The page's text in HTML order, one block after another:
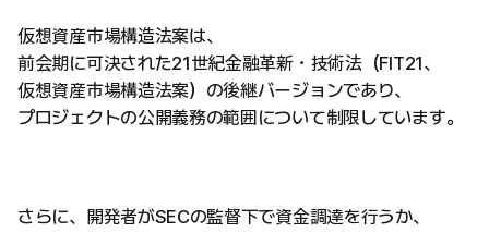
仮想資産市場構造法案は、
前会期に可決された21世紀金融革新・技術法（FIT21、
仮想資産市場構造法案）の後継バージョンであり、
プロジェクトの公開義務の範囲について制限しています。
さらに、開発者がSECの監督下で資金調達を行うか、